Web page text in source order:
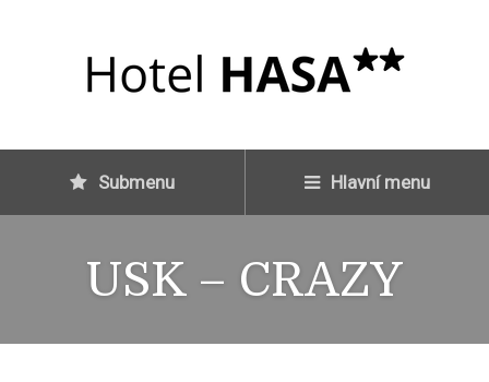
Submenu Hlavní menu
USK – CRAZY